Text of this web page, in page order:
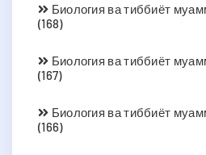
Биология ва тиббиёт
(168)
Биология ва тиббиёт
(167)
Биология ва тиббиёт
(166)